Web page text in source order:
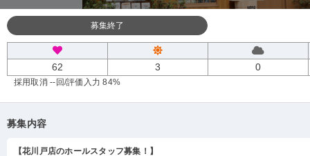
募集終了
62 3 0
採用取消 --回/評価入力 84%
募集内容
【花川戸店のホールスタッフ募集！】